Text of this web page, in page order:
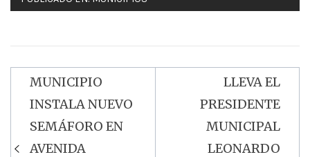
Navegación
de
entradas
MUNICIPIO
INSTALA NUEVO
SEMÁFORO EN
AVENIDA
LLEVA EL
PRESIDENTE
MUNICIPAL
LEONARDO